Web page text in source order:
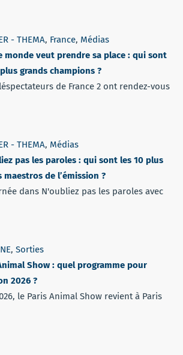
- THEMA, France, Médias
monde veut prendre sa place : qui sont
grands champions ?
de France 2 ont rendez-vous
- THEMA, Médias
pas les paroles : qui sont les 10 plus
maestros de l’émission ?
dans N'oubliez pas les paroles avec
, Sorties
Show : quel programme pour
2026 ?
le Paris Animal Show revient à Paris